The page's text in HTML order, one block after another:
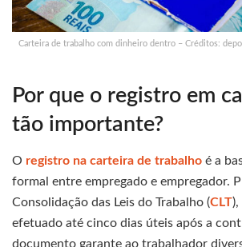
Carteira de trabalho com dinheiro dentro – Créditos:
Por que o registro em
tão importante?
O registro na carteira de trabalho é a
formal entre empregado e empregador.
Consolidação das Leis do Trabalho (CLT
efetuado até cinco dias úteis após a
documento garante ao trabalhador